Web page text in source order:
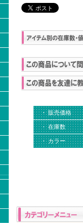
・ 販売価格
・ 在庫数
・ カラー